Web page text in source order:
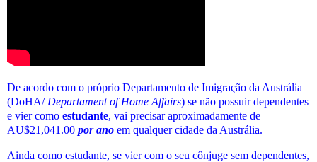
De acordo com o próprio Departamento de Imigração da Austrália
(DoHA/ Departament of Home Affairs) se não possuir dependentes
e vier como estudante, vai precisar aproximadamente de
AU$21,041.00 por ano em qualquer cidade da Austrália.
Ainda como estudante, se vier com o seu cônjuge sem dependentes,